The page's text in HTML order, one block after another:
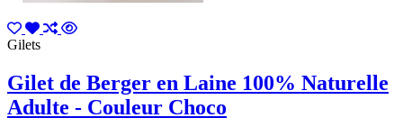
Gilets
Gilet de Berger en Laine 100% Naturelle
Adulte - Couleur Choco